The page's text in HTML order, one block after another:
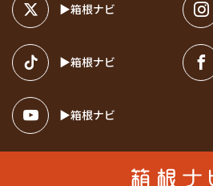
箱根ナビ
箱根ナビ
箱根ナビ